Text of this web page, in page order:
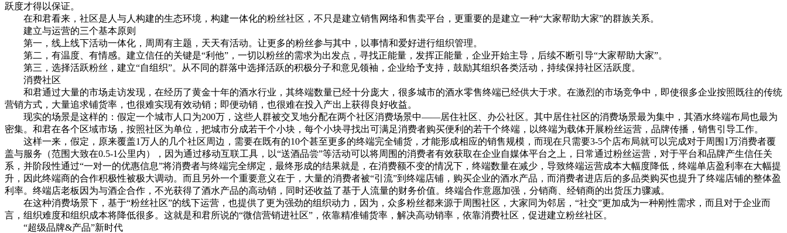
跃度才得以保证。
在和君看来，社区是人与人构建的生态环境，构建一体化的粉丝社区，不只是建立销售网络和售卖平台，更重要的是建立一种“大家帮助大家”的群族关系。
建立与运营的三个基本原则
第一，线上线下活动一体化，周周有主题，天天有活动。让更多的粉丝参与其中，以事情和爱好进行组织管理。
第二，有温度、有情感。建立信任的关键是“利他”，一切以粉丝的需求为出发点，寻找正能量，发挥正能量，企业开始主导，后续不断引导“大家帮助大家”。
第三，选择活跃粉丝，建立“自组织”。从不同的群落中选择活跃的积极分子和意见领袖，企业给予支持，鼓励其组织各类活动，持续保持社区活跃度。
消费社区
和君通过大量的市场走访发现，在经历了黄金十年的酒水行业，其终端数量已经十分庞大，很多城市的酒水零售终端已经供大于求。在激烈的市场竞争中，即使很多企业按照既往的传统
营销方式，大量追求铺货率，也很难实现有效动销；即便动销，也很难在投入产出上获得良好收益。
现实的场景是这样的：假定一个城市人口为200万，这些人群被交叉地分配在两个社区消费场景中——居住社区、办公社区。其中居住社区的消费场景最为集中，其酒水终端布局也最为
密集。和君在各个区域市场，按照社区为单位，把城市分成若干个小块，每个小块寻找出可满足消费者购买便利的若干个终端，以终端为载体开展粉丝运营，品牌传播，销售引导工作。
这样一来，假定，原来覆盖1万人的几个社区周边，需要在既有的10个甚至更多的终端完全铺货，才能形成相应的销售规模，而现在只需要3-5个店布局就可以完成对于周围1万消费者覆
盖与服务（范围大致在0.5-1公里内），因为通过移动互联工具，以“送酒品尝”等活动可以将周围的消费者有效获取在企业自媒体平台之上，日常通过粉丝运营，对于平台和品牌产生信任关
系，并阶段性通过“一对一的优惠信息”将消费者与终端完全绑定，最终形成的结果就是，在消费额不变的情况下，终端数量在减少，导致终端运营成本大幅度降低，终端单店盈利率在大幅提
升，因此终端商的合作积极性被极大调动。而且另外一个重要意义在于，大量的消费者被“引流”到终端店铺，购买企业的酒水产品，而消费者进店后的多品类购买也提升了终端店铺的整体盈
利率。终端店老板因为与酒企合作，不光获得了酒水产品的高动销，同时还收益了基于人流量的财务价值。终端合作意愿加强，分销商、经销商的出货压力骤减。
在这种消费场景下，基于“粉丝社区”的线下运营，也提供了更为强劲的组织动力，因为，众多粉丝都来源于周围社区，大家同为邻居，“社交”更加成为一种刚性需求，而且对于企业而
言，组织难度和组织成本将降低很多。这就是和君所说的“微信营销进社区”，依靠精准铺货率，解决高动销率，依靠消费社区，促进建立粉丝社区。
“超级品牌&产品”新时代